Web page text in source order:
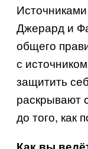
Джерард и
общего
с
защитить
раскрывают
до того, как